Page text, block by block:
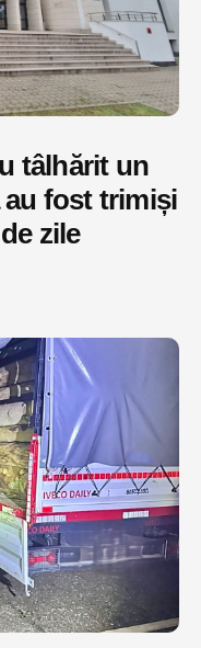
tâlhărit un
fost trimiși
zile